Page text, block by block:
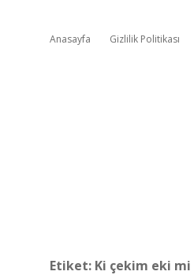
Anasayfa Gizlilik Politikası
Etiket: Ki çekim eki mi